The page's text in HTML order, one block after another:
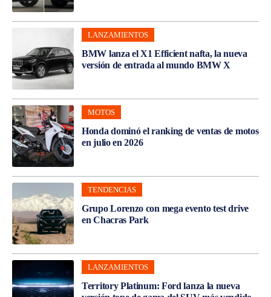
LANZAMIENTOS
BMW lanza el X1 Efficient nafta, la nueva
versión de entrada al mundo BMW X
MOTOS
Honda dominó el ranking de ventas de motos
en julio en 2026
TENDENCIAS
Grupo Lorenzo con mega evento test drive
en Chacras Park
LANZAMIENTOS
Territory Platinum: Ford lanza la nueva